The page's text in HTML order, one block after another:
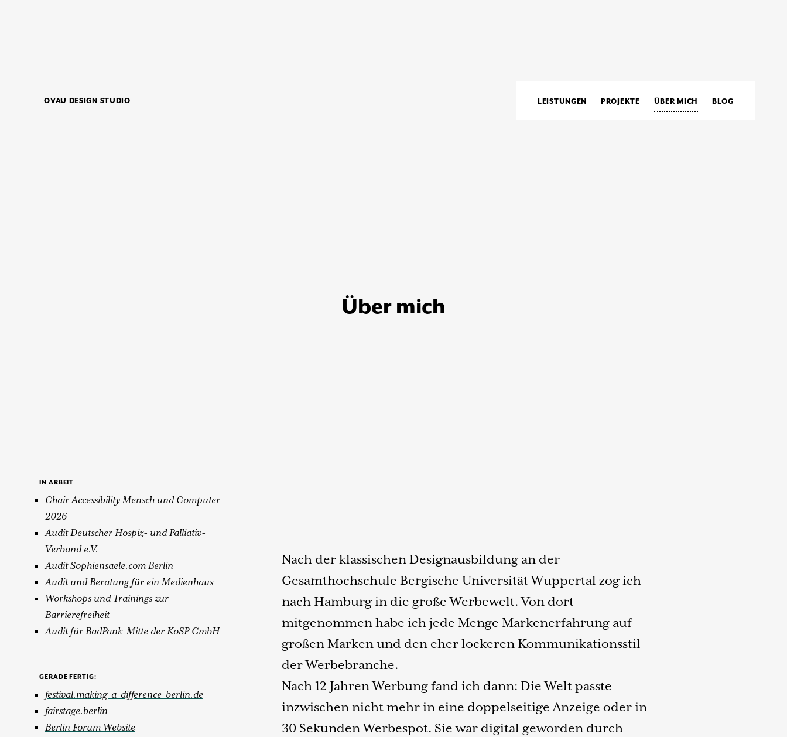
OVAU DESIGN STUDIO LEISTUNGEN PROJEKTE ÜBER MICH BLOG
Über mich
IN ARBEIT
Chair Accessibility Mensch und Computer
2026
Audit Deutscher Hospiz- und Palliativ-
Verband e.V.
Audit Sophiensaele.com Berlin
Audit und Beratung für ein Medienhaus
Workshops und Trainings zur
Barrierefreiheit
Audit für BadPank-Mitte der KoSP GmbH
GERADE FERTIG:
festival.making-a-difference-berlin.de
fairstage.berlin
Berlin Forum Website
Nach der klassischen Designausbildung an der
Gesamthochschule Bergische Universität Wuppertal zog ich
nach Hamburg in die große Werbewelt. Von dort
mitgenommen habe ich jede Menge Markenerfahrung auf
großen Marken und den eher lockeren Kommunikationsstil
der Werbebranche.
Nach 12 Jahren Werbung fand ich dann: Die Welt passte
inzwischen nicht mehr in eine doppelseitige Anzeige oder in
30 Sekunden Werbespot. Sie war digital geworden durch